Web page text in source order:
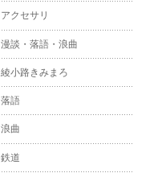
アクセサリ
漫談・落語・浪曲
綾小路きみまろ
落語
浪曲
鉄道